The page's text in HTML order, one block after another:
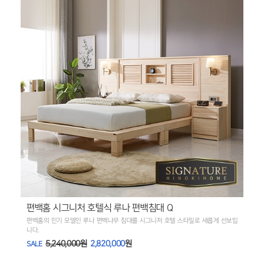
편백홈 시그니처 호텔식 루나 편백침대 Q
편백홈의 인기 모델인 루나 편백나무 침대를 시그니처 호텔 스타일로 새롭게 선보입
니다.
SALE 5,240,000원 2,820,000원